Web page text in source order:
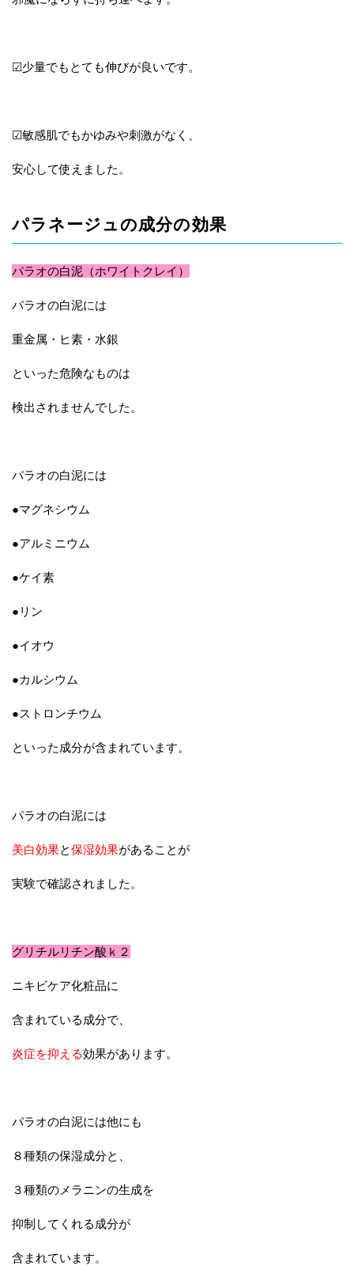
☑少量でもとても伸びが良いです。
☑敏感肌でもかゆみや刺激がなく、
安心して使えました。
パラネージュの成分の効果
パラオの白泥（ホワイトクレイ）
パラオの白泥には
重金属・ヒ素・水銀
といった危険なものは
検出されませんでした。
パラオの白泥には
●マグネシウム
●アルミニウム
●ケイ素
●リン
●イオウ
●カルシウム
●ストロンチウム
といった成分が含まれています。
パラオの白泥には
美白効果と保湿効果があることが
実験で確認されました。
グリチルリチン酸ｋ２
ニキビケア化粧品に
含まれている成分で、
炎症を抑える効果があります。
パラオの白泥には他にも
８種類の保湿成分と、
３種類のメラニンの生成を
抑制してくれる成分が
含まれています。